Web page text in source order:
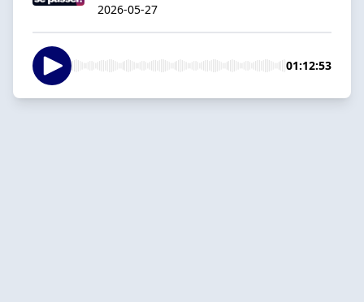
2026-05-27
01:12:53